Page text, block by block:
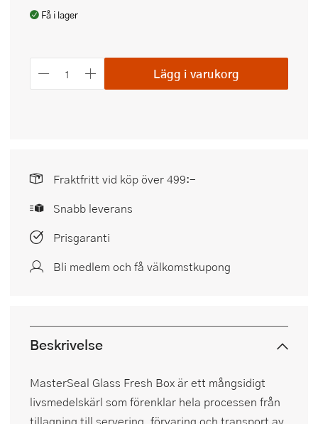
Få i lager
Lägg i varukorg
Fraktfritt vid köp över 499:-
Snabb leverans
Prisgaranti
Bli medlem och få välkomstkupong
Beskrivelse
MasterSeal Glass Fresh Box är ett mångsidigt
livsmedelskärl som förenklar hela processen från